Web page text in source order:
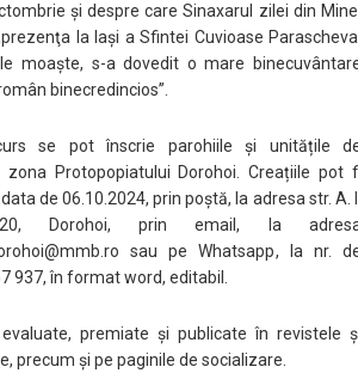
și despre care Sinaxarul zilei din
la Iaşi a Sfintei Cuvioase
moaşte, s-a dovedit o mare
binecredincios”.
se pot înscrie parohiile și unitățile
Protopopiatului Dorohoi. Creațiile pot
de 06.10.2024, prin poștă, la adresa str. A.
Dorohoi, prin email, la
sau pe Whatsapp, la nr.
937, în format word, editabil.
premiate și publicate în revistele
precum și pe paginile de socializare.